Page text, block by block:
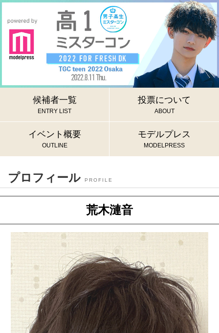
候補者一覧
ENTRY LIST
投票について
ABOUT
イベント概要
OUTLINE
モデルプレス
MODELPRESS
プロフィール PROFILE
荒木漣音